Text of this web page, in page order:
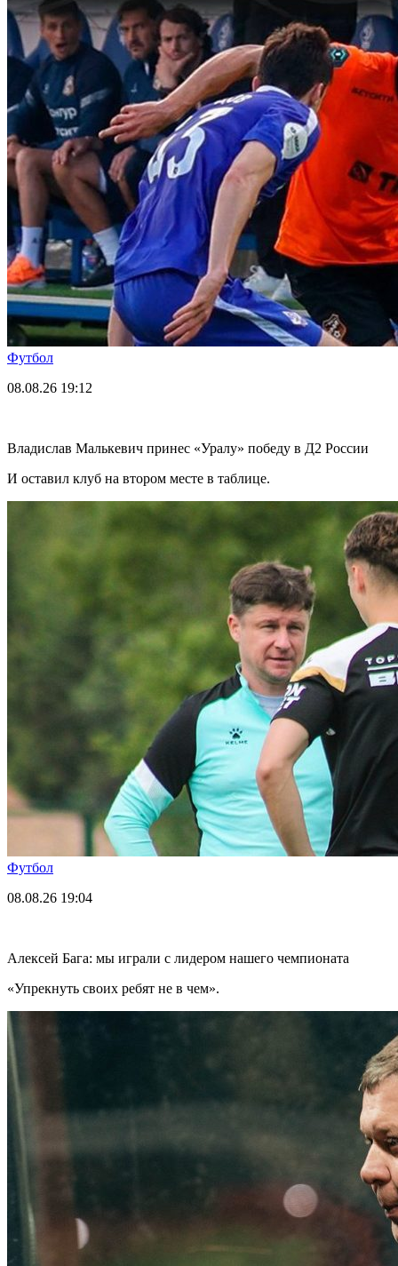
Футбол
08.08.26 19:12
Владислав Малькевич принес «Уралу» победу в Д2 России
И оставил клуб на втором месте в таблице.
Футбол
08.08.26 19:04
Алексей Бага: мы играли с лидером нашего чемпионата
«Упрекнуть своих ребят не в чем».